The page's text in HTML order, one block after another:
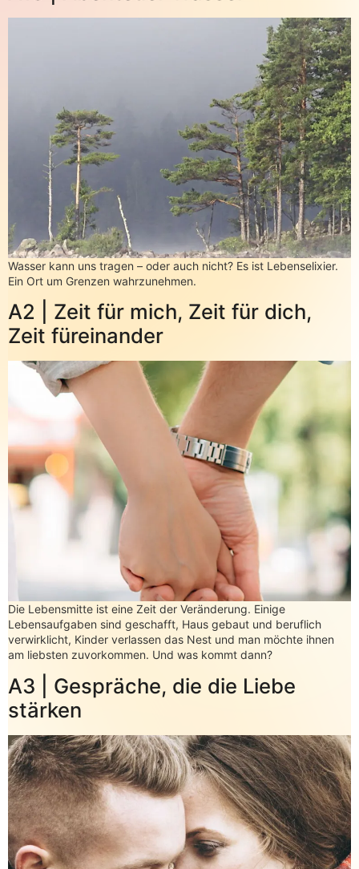
Wasser kann uns tragen – oder auch nicht? Es ist Lebenselixier.
Ein Ort um Grenzen wahrzunehmen.
A2 | Zeit für mich, Zeit für dich,
Zeit füreinander
Die Lebensmitte ist eine Zeit der Veränderung. Einige
Lebensaufgaben sind geschafft, Haus gebaut und beruflich
verwirklicht, Kinder verlassen das Nest und man möchte ihnen
am liebsten zuvorkommen. Und was kommt dann?
A3 | Gespräche, die die Liebe
stärken